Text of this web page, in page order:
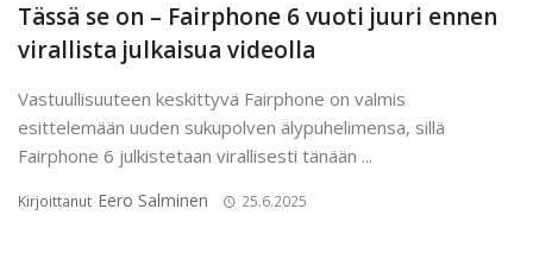
Tässä se on – Fairphone 6 vuoti juuri ennen
virallista julkaisua videolla
Vastuullisuuteen keskittyvä Fairphone on valmis
esittelemään uuden sukupolven älypuhelimensa, sillä
Fairphone 6 julkistetaan virallisesti tänään ...
Kirjoittanut Eero Salminen 25.6.2025